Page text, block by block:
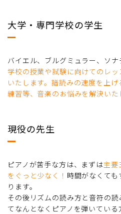
大学・専門学校の学生
バイエル、ブルグミュラー、ソナ
学校の授業や試験に向けてのレ
いたします。譜読みの速度を上
練習等、音楽のお悩みを解決いた
現役の先生
ピアノが苦手な方は、まずは主要
をぐっと少なく！ 時間がなくて
ります。
その後リズムの読み方と音符の
てなんとなくピアノを弾いている